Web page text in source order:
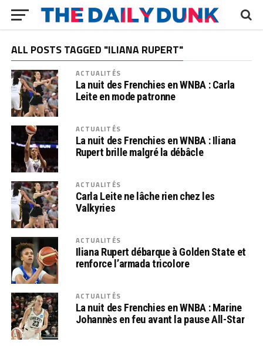
ALL POSTS TAGGED "ILIANA RUPERT"
ACTUALITÉS
La nuit des Frenchies en WNBA : Carla
Leite en mode patronne
ACTUALITÉS
La nuit des Frenchies en WNBA : Iliana
Rupert brille malgré la débâcle
ACTUALITÉS
Carla Leite ne lâche rien chez les
Valkyries
ACTUALITÉS
Iliana Rupert débarque à Golden State et
renforce l’armada tricolore
ACTUALITÉS
La nuit des Frenchies en WNBA : Marine
Johannès en feu avant la pause All-Star